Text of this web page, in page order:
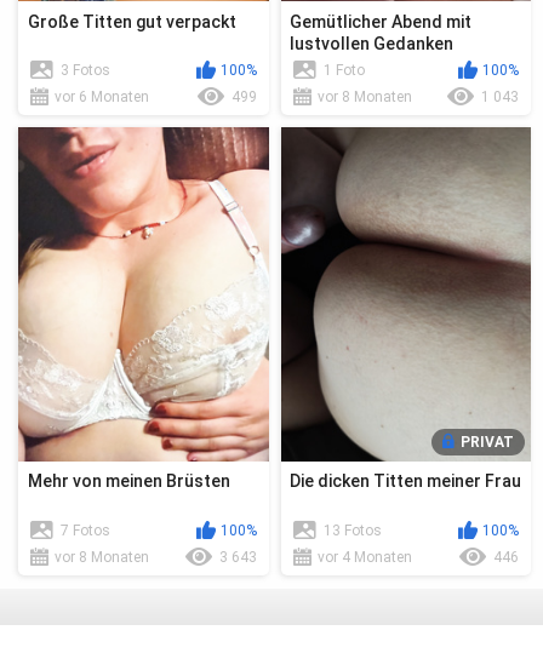
Große Titten gut verpackt
3 Fotos
100%
vor 6 Monaten
499
Gemütlicher Abend mit
lustvollen Gedanken
1 Foto
100%
vor 8 Monaten
1 043
Mehr von meinen Brüsten
7 Fotos
100%
vor 8 Monaten
3 643
PRIVAT
Die dicken Titten meiner Frau
13 Fotos
100%
vor 4 Monaten
446